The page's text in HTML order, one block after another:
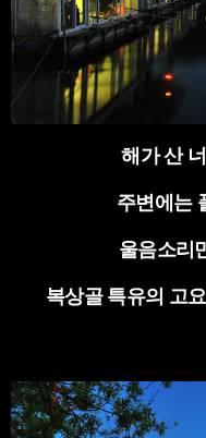
해가 산
주변에는
울음소리
복상골 특유의 고